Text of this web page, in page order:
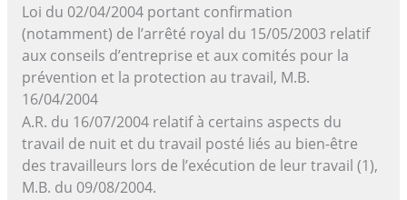
Loi du 02/04/2004 portant confirmation
(notamment) de l’arrêté royal du 15/05/2003 relatif
aux conseils d’entreprise et aux comités pour la
prévention et la protection au travail, M.B.
16/04/2004
A.R. du 16/07/2004 relatif à certains aspects du
travail de nuit et du travail posté liés au bien-être
des travailleurs lors de l’exécution de leur travail (1),
M.B. du 09/08/2004.